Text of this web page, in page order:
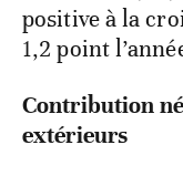
positive à la
1,2 point
Contribution
extérieurs